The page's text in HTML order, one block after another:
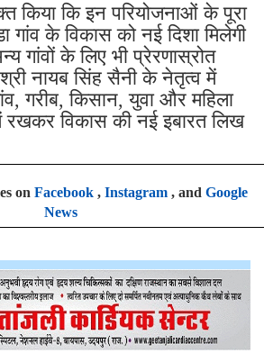
किया कि इन परियोजनाओं के पूरा
गांव के विकास को नई दिशा मिलेगी
गांवों के लिए भी प्रेरणास्रोत
नायब सिंह सैनी के नेतृत्व में
गरीब, किसान, युवा और महिला
विकास की नई इबारत लिख
on Facebook, Instagram, and Google
News